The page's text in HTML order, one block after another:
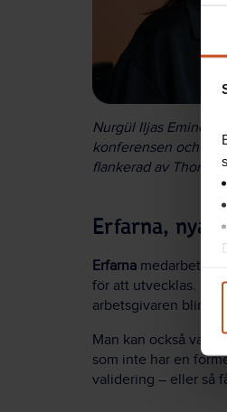
Nurgül Iljas
konferensen och
flankerad av
Erfarna,
Erfarna medarbetare
för att utvecklas.
arbetsgivaren blir
Man kan också
som inte har en
validering – eller så